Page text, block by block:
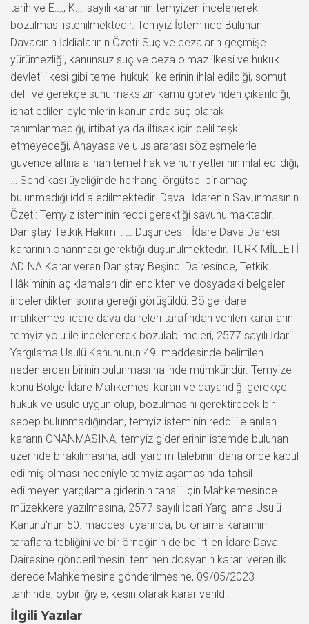
tarih ve E:…, K:… sayılı kararının temyizen incelenerek
bozulması istenilmektedir. Temyiz İsteminde Bulunan
Davacının İddialarının Özeti: Suç ve cezaların geçmişe
yürümezliği, kanunsuz suç ve ceza olmaz ilkesi ve hukuk
devleti ilkesi gibi temel hukuk ilkelerinin ihlal edildiği, somut
delil ve gerekçe sunulmaksızın kamu görevinden çıkarıldığı,
isnat edilen eylemlerin kanunlarda suç olarak
tanımlanmadığı, irtibat ya da iltisak için delil teşkil
etmeyeceği, Anayasa ve uluslararası sözleşmelerle
güvence altına alınan temel hak ve hürriyetlerinin ihlal edildiği,
… Sendikası üyeliğinde herhangi örgütsel bir amaç
bulunmadığı iddia edilmektedir. Davalı İdarenin Savunmasının
Özeti: Temyiz isteminin reddi gerektiği savunulmaktadır.
Danıştay Tetkik Hakimi : … Düşüncesi : İdare Dava Dairesi
kararının onanması gerektiği düşünülmektedir. TÜRK MİLLETİ
ADINA Karar veren Danıştay Beşinci Dairesince, Tetkik
Hâkiminin açıklamaları dinlendikten ve dosyadaki belgeler
incelendikten sonra gereği görüşüldü: Bölge idare
mahkemesi idare dava daireleri tarafından verilen kararların
temyiz yolu ile incelenerek bozulabilmeleri, 2577 sayılı İdari
Yargılama Usulü Kanununun 49. maddesinde belirtilen
nedenlerden birinin bulunması halinde mümkündür. Temyize
konu Bölge İdare Mahkemesi kararı ve dayandığı gerekçe
hukuk ve usule uygun olup, bozulmasını gerektirecek bir
sebep bulunmadığından, temyiz isteminin reddi ile anılan
kararın ONANMASINA, temyiz giderlerinin istemde bulunan
üzerinde bırakılmasına, adli yardım talebinin daha önce kabul
edilmiş olması nedeniyle temyiz aşamasında tahsil
edilmeyen yargılama giderinin tahsili için Mahkemesince
müzekkere yazılmasına, 2577 sayılı İdari Yargılama Usulü
Kanunu’nun 50. maddesi uyarınca, bu onama kararının
taraflara tebliğini ve bir örneğinin de belirtilen İdare Dava
Dairesine gönderilmesini teminen dosyanın kararı veren ilk
derece Mahkemesine gönderilmesine, 09/05/2023
tarihinde, oybirliğiyle, kesin olarak karar verildi.
İlgili Yazılar